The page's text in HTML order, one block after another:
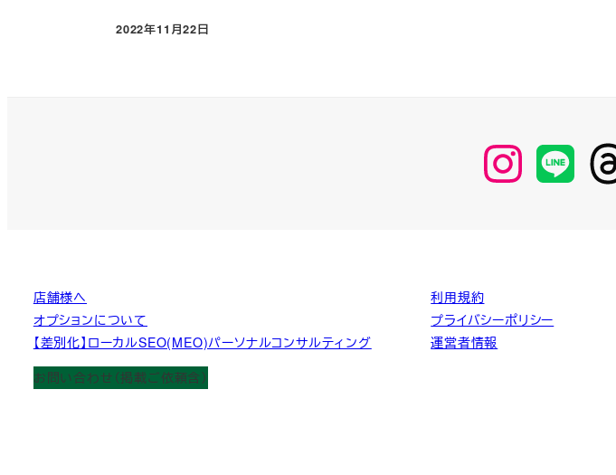
投稿日
2022年11月22日
【Instagram】
MyKOBAKO
【
店舗様へ
オプションについて
【差別化】ローカルSEO(MEO)パーソナルコンサルティング
お問い合わせ（掲載ご依頼含）
利用規約
プライバシーポリシー
運営者情報